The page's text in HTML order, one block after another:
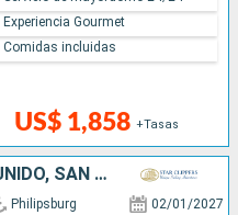
US$ 1,858 +Tasas
Experiencia Gourmet
Comidas incluidas
DOMINICA, FRANCIA, REINO UNIDO, SAN MARTÍN
Philipsburg 02/01/2027